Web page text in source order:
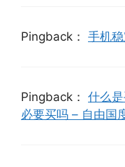
Pingback： 手机
Pingback： 什么
必要买吗 – 自由国